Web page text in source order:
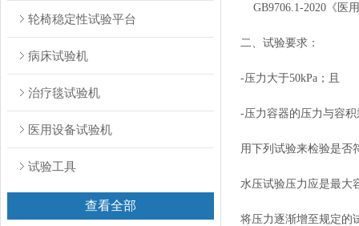
轮椅稳定性试验平台
病床试验机
治疗毯试验机
医用设备试验机
试验工具
查看全部
GB9706.1-2020 《医
二、试验要求：
-压力大于50kPa；且
-压力容器的压力与容积
用下列试验来检验是否
水压试验压力应是最大
将压力逐渐增至规定的